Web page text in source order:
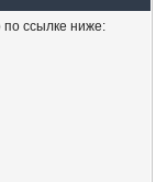
по ссылке ниже: